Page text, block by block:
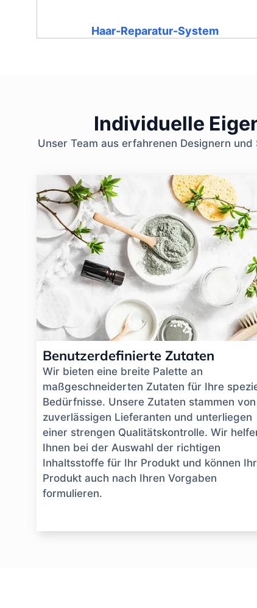
Haar-Reparatur-System
Individuelle
Unser Team aus erfahrenen Designern
Benutzerdefinierte Zutaten
Wir bieten eine breite Palette an
maßgeschneiderten Zutaten für Ihre
Bedürfnisse. Unsere Zutaten stammen von
zuverlässigen Lieferanten und unterliegen
einer strengen Qualitätskontrolle. Wir
Ihnen bei der Auswahl der richtigen
Inhaltsstoffe für Ihr Produkt und können Ihr
Produkt auch nach Ihren Vorgaben
formulieren.